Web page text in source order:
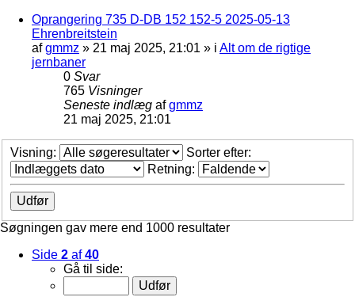
Oprangering 735 D-DB 152 152-5 2025-05-13
Ehrenbreitstein
afgmmz » 21 maj 2025, 21:01 » i Alt om de rigtige
jernbaner
0 Svar
765 Visninger
Seneste indlæg afgmmz
21 maj 2025, 21:01
Visning:
Sorter efter:
Retning:
Søgningen gav mere end 1000 resultater
Side 2 af40
Gå til side: